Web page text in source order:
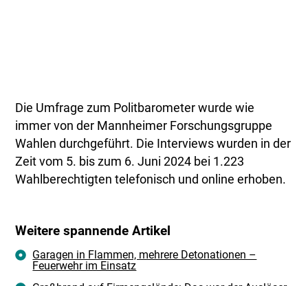
Die Umfrage zum Politbarometer wurde wie
immer von der Mannheimer Forschungsgruppe
Wahlen durchgeführt. Die Interviews wurden in der
Zeit vom 5. bis zum 6. Juni 2024 bei 1.223
Wahlberechtigten telefonisch und online erhoben.
Weitere spannende Artikel
Garagen in Flammen, mehrere Detonationen –
Feuerwehr im Einsatz